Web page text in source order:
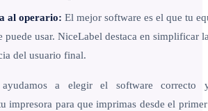
al operario: El mejor software es el que tu
puede usar. NiceLabel destaca en simplificar
del usuario final.
a elegir el software correcto
impresora para que imprimas desde el